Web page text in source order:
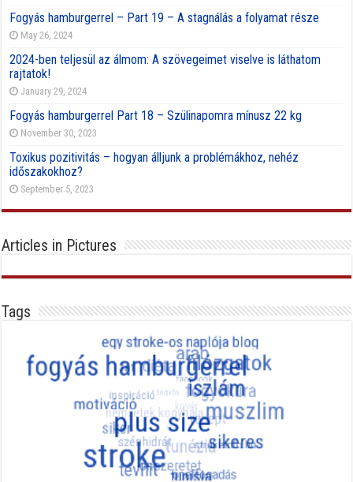
Fogyás hamburgerrel – Part 19 – A stagnálás a folyamat része
May 26, 2024
2024-ben teljesül az álmom: A szövegeimet viselve is láthatom
rajtatok!
January 29, 2024
Fogyás hamburgerrel Part 18 – Szülinapomra mínusz 22 kg
November 30, 2023
Toxikus pozitivitás – hogyan álljunk a problémákhoz, nehéz
időszakokhoz?
September 5, 2023
Articles in Pictures
Tags